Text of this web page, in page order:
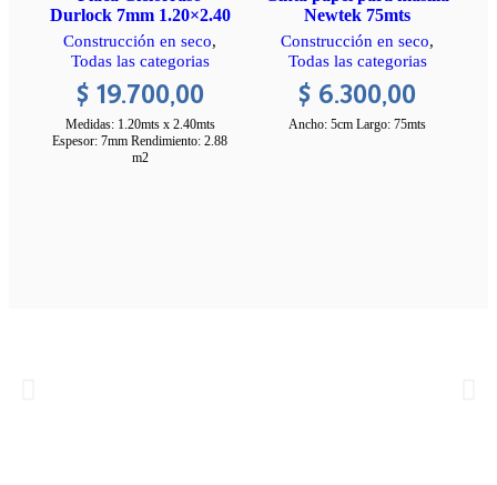
Durlock 7mm 1.20×2.40
Construcción en seco,
Todas las categorias
$ 19.700,00
Medidas: 1.20mts x 2.40mts
Espesor: 7mm Rendimiento: 2.88
m2
Newtek 75mts
Construcción en seco,
Todas las categorias
$ 6.300,00
Ancho: 5cm Largo: 75mts